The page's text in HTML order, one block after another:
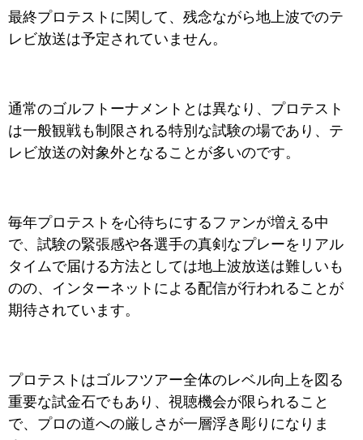
最終プロテストに関して、残念ながら地上波でのテ
レビ放送は予定されていません。
通常のゴルフトーナメントとは異なり、プロテスト
は一般観戦も制限される特別な試験の場であり、テ
レビ放送の対象外となることが多いのです。
毎年プロテストを心待ちにするファンが増える中
で、試験の緊張感や各選手の真剣なプレーをリアル
タイムで届ける方法としては地上波放送は難しいも
のの、インターネットによる配信が行われることが
期待されています。
プロテストはゴルフツアー全体のレベル向上を図る
重要な試金石でもあり、視聴機会が限られること
で、プロの道への厳しさが一層浮き彫りになりま